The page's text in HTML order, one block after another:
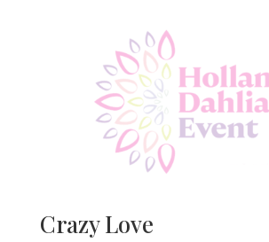
Crazy Love